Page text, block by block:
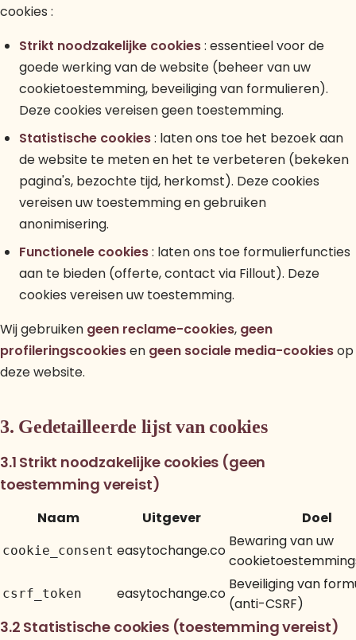
cookies :
Strikt noodzakelijke cookies: essentieel voor de
goede werking van de website (beheer van uw
cookietoestemming, beveiliging van formulieren).
Deze cookies vereisen geen toestemming.
Statistische cookies: laten ons toe het bezoek aan
de website te meten en het te verbeteren (bekeken
pagina's, bezochte tijd, herkomst). Deze cookies
vereisen uw toestemming en gebruiken
anonimisering.
Functionele cookies: laten ons toe formulierfuncties
aan te bieden (offerte, contact via Fillout). Deze
cookies vereisen uw toestemming.
Wij gebruiken geen reclame-cookies, geen
profileringscookiesen geen sociale media-cookiesop
deze website.
3. Gedetailleerde lijst van cookies
3.1 Strikt noodzakelijke cookies (geen
toestemming vereist)
Naam Uitgever Doel
cookie_consent easytochange.co
Bewaring van uw
csrf_token easytochange.co
Beveiliging van
(anti-CSRF)
3.2 Statistische cookies (toestemming vereist)